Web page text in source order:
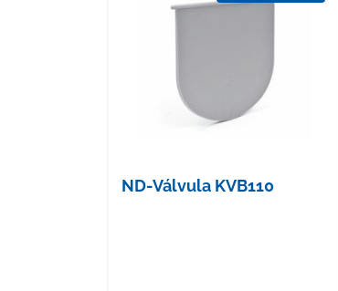
ND-Válvula KVB110